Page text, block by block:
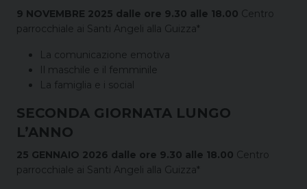
9 NOVEMBRE 2025 dalle ore 9.30 alle 18.00 Centro
parrocchiale ai Santi Angeli alla Guizza*
La comunicazione emotiva
Il maschile e il femminile
La famiglia e i social
SECONDA GIORNATA LUNGO
L’ANNO
25 GENNAIO 2026 dalle ore 9.30 alle 18.00 Centro
parrocchiale ai Santi Angeli alla Guizza*